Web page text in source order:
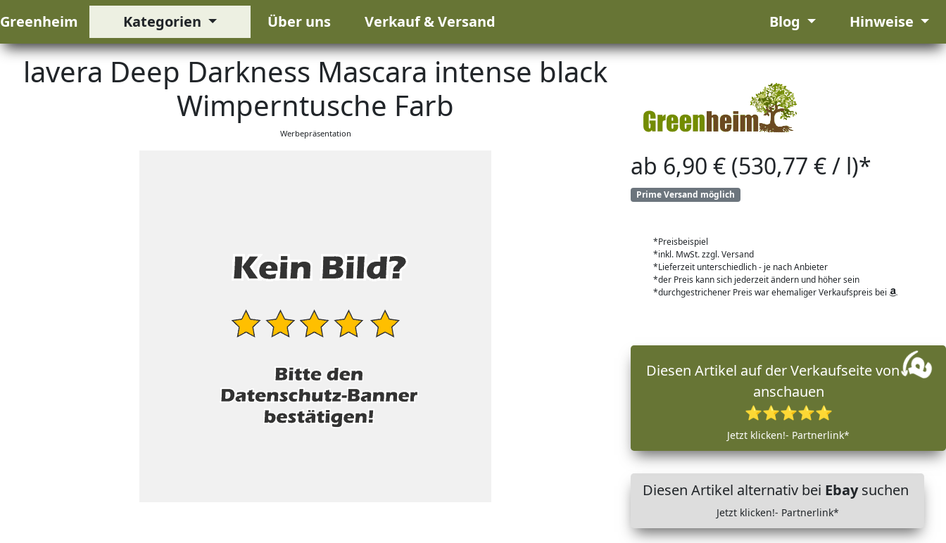
Greenheim Kategorien Über uns Verkauf & Versand Blog Hinweise
lavera Deep Darkness Mascara intense black
Wimperntusche Farb
Werbepräsentation
ab 6,90 € (530,77 € / l)*
Prime Versand möglich
*Preisbeispiel
*inkl. MwSt. zzgl. Versand
*Lieferzeit unterschiedlich - je nach Anbieter
*der Preis kann sich jederzeit ändern und höher sein
*durchgestrichener Preis war ehemaliger Verkaufspreis bei
Diesen Artikel auf der Verkaufseite von
anschauen
⭐⭐⭐⭐⭐
Jetzt klicken!- Partnerlink*
Diesen Artikel alternativ bei Ebaysuchen
Jetzt klicken!- Partnerlink*